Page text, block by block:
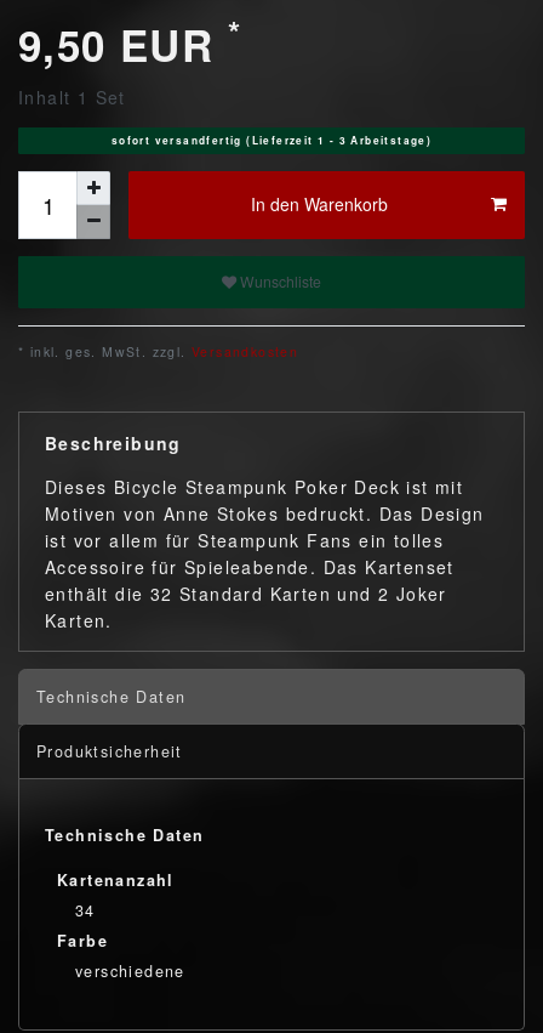
9,50 EUR *
Inhalt 1 Set
sofort versandfertig (Lieferzeit 1 - 3 Arbeitstage)
In den Warenkorb
Wunschliste
* inkl. ges. MwSt. zzgl. Versandkosten
Beschreibung
Dieses Bicycle Steampunk Poker Deck ist mit
Motiven von Anne Stokes bedruckt. Das Design
ist vor allem für Steampunk Fans ein tolles
Accessoire für Spieleabende. Das Kartenset
enthält die 32 Standard Karten und 2 Joker
Karten.
Technische Daten
Produktsicherheit
Technische Daten
Kartenanzahl
34
Farbe
verschiedene